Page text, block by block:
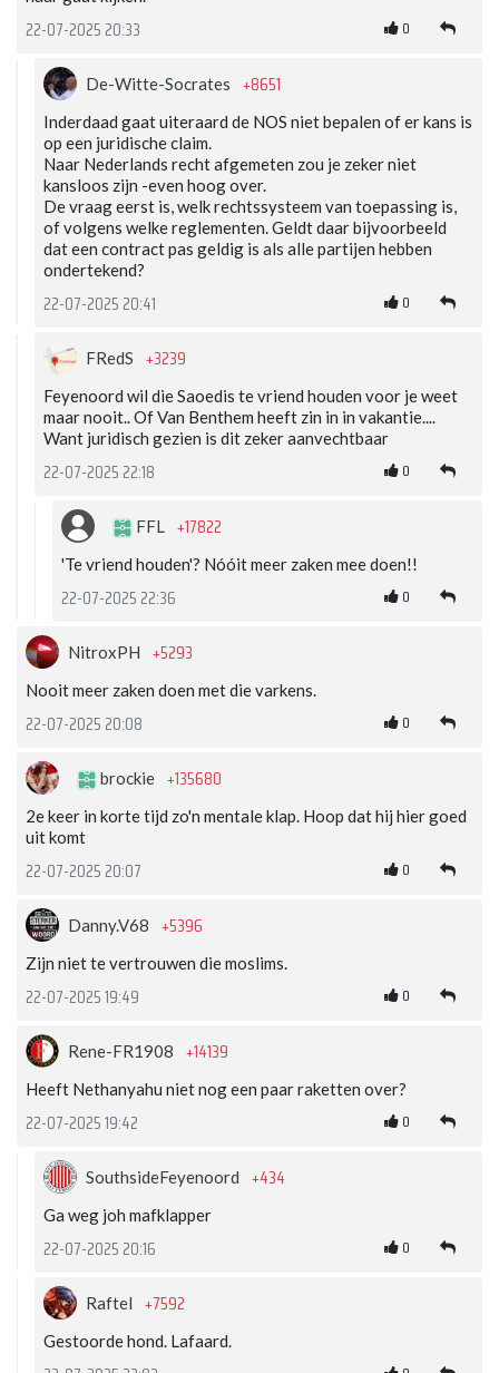
22-07-2025 20:33 0
De-Witte-Socrates +8651
Inderdaad gaat uiteraard de NOS niet bepalen of er kans is
op een juridische claim.
Naar Nederlands recht afgemeten zou je zeker niet
kansloos zijn -even hoog over.
De vraag eerst is, welk rechtssysteem van toepassing is,
of volgens welke reglementen. Geldt daar bijvoorbeeld
dat een contract pas geldig is als alle partijen hebben
ondertekend?
22-07-2025 20:41 0
FRedS +3239
Feyenoord wil die Saoedis te vriend houden voor je weet
maar nooit.. Of Van Benthem heeft zin in in vakantie....
Want juridisch gezien is dit zeker aanvechtbaar
22-07-2025 22:18 0
FFL +17822
'Te vriend houden'? Nóóit meer zaken mee doen!!
22-07-2025 22:36 0
NitroxPH +5293
Nooit meer zaken doen met die varkens.
22-07-2025 20:08 0
brockie +135680
2e keer in korte tijd zo'n mentale klap. Hoop dat hij hier goed
uit komt
22-07-2025 20:07 0
Danny.V68 +5396
Zijn niet te vertrouwen die moslims.
22-07-2025 19:49 0
Rene-FR1908 +14139
Heeft Nethanyahu niet nog een paar raketten over?
22-07-2025 19:42 0
SouthsideFeyenoord +434
Ga weg joh mafklapper
22-07-2025 20:16 0
Raftel +7592
Gestoorde hond. Lafaard.